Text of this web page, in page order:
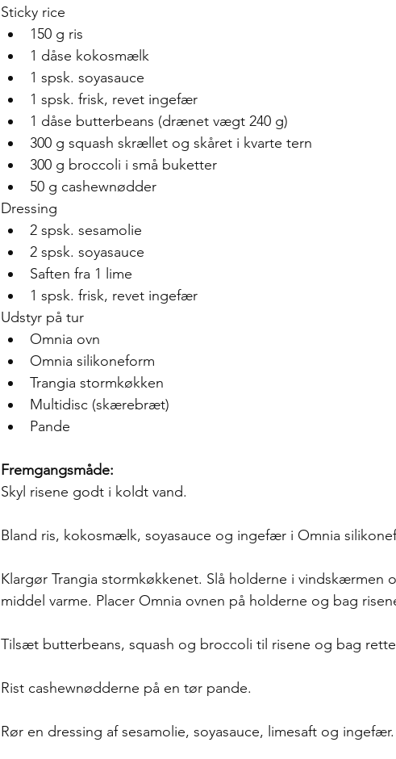
Sticky rice
150 g ris
1 dåse kokosmælk
1 spsk. soyasauce
1 spsk. frisk, revet ingefær
1 dåse butterbeans (drænet vægt 240 g)
300 g squash skrællet og skåret i kvarte tern
300 g broccoli i små buketter
50 g cashewnødder
Dressing
2 spsk. sesamolie
2 spsk. soyasauce
Saften fra 1 lime
1 spsk. frisk, revet ingefær
Udstyr på tur
Omnia ovn
Omnia silikoneform
Trangia stormkøkken
Multidisc (skærebræt)
Pande
Fremgangsmåde:
Skyl risene godt i koldt vand.
Bland ris, kokosmælk, soyasauce og ingefær i Omnia
Klargør Trangia stormkøkkenet. Slå holderne i
middel varme. Placer Omnia ovnen på holderne og bag
Tilsæt butterbeans, squash og broccoli til risene og bag
Rist cashewnødderne på en tør pande.
Rør en dressing af sesamolie, soyasauce, limesaft og ingefær.